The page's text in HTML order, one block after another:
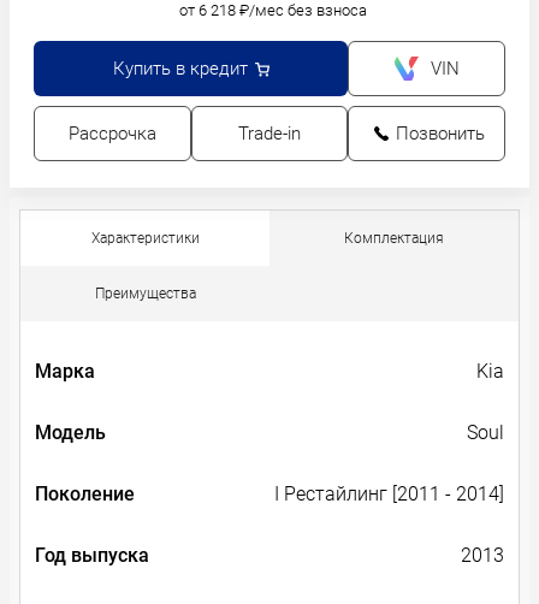
от 6 218 ₽/мес без взноса
Купить в кредит VIN
Рассрочка Trade-in Позвонить
Характеристики Комплектация
Преимущества
Марка Kia
Модель Soul
Поколение I Рестайлинг [2011 - 2014]
Год выпуска 2013